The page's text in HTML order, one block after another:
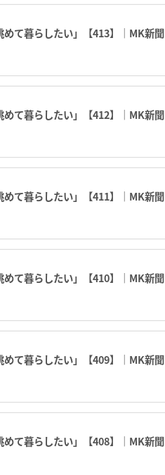
めて暮らしたい」【413】｜MK新聞
めて暮らしたい」【412】｜MK新聞
めて暮らしたい」【411】｜MK新聞
めて暮らしたい」【410】｜MK新聞
めて暮らしたい」【409】｜MK新聞
めて暮らしたい」【408】｜MK新聞